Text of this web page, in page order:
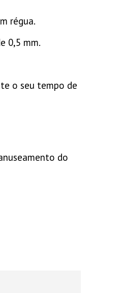
régua.
0,5 mm.
o seu tempo de
do